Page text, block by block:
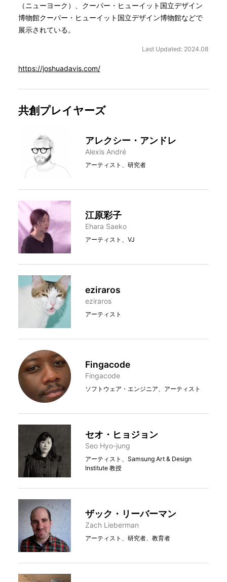
（ニューヨーク）、クーパー・ヒューイット国立デザイン
博物館クーパー・ヒューイット国立デザイン博物館などで
展示されている。
Last Updated: 2024.08
https://joshuadavis.com/
共創プレイヤーズ
アレクシー・アンドレ
Alexis André
アーティスト、研究者
江原彩子
Ehara Saeko
アーティスト、VJ
eziraros
eziraros
アーティスト
Fingacode
Fingacode
ソフトウェア・エンジニア、アーティスト
セオ・ヒョジョン
Seo Hyo-jung
アーティスト、Samsung Art & Design
Institute 教授
ザック・リーバーマン
Zach Lieberman
アーティスト、研究者、教育者